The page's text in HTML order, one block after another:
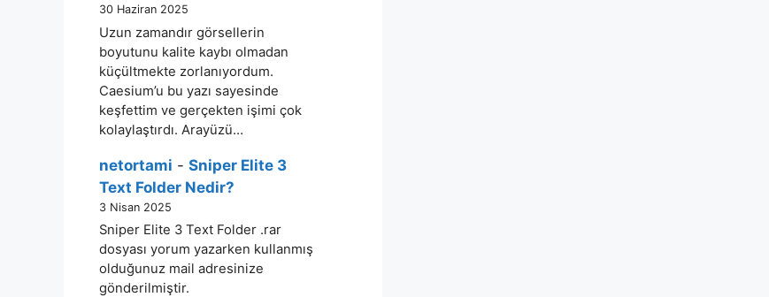
30 Haziran 2025
Uzun zamandır görsellerin
boyutunu kalite kaybı olmadan
küçültmekte zorlanıyordum.
Caesium’u bu yazı sayesinde
keşfettim ve gerçekten işimi çok
kolaylaştırdı. Arayüzü…
netortami - Sniper Elite 3
Text Folder Nedir?
3 Nisan 2025
Sniper Elite 3 Text Folder .rar
dosyası yorum yazarken kullanmış
olduğunuz mail adresinize
gönderilmiştir.